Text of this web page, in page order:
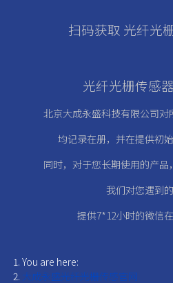
扫码获取 光纤光
光纤光栅传感
北京大成永盛科技有限公司
均记录在册， 并在提供初
同时，对于您长期使用的产品
我们对您遇到的
提供7*12小时的微信
You are here:
大成永盛光纤光栅传感官网